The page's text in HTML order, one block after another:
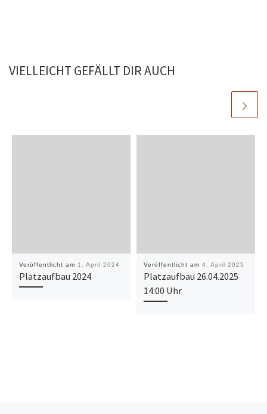
VIELLEICHT GEFÄLLT DIR AUCH
Veröffentlicht am 1. April 2024
Platzaufbau 2024
Veröffentlicht am 4. April 2025
Platzaufbau 26.04.2025
14:00 Uhr